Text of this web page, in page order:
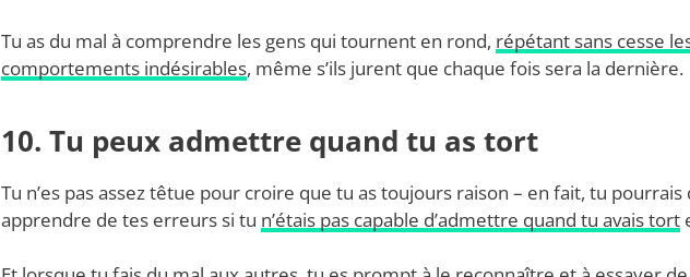
Tu as du mal à comprendre les gens qui tournent en rond, répétant sans cesse
comportements indésirables, même s’ils jurent que chaque fois sera la dernière.
10. Tu peux admettre quand tu as tort
Tu n’es pas assez têtue pour croire que tu as toujours raison – en fait, tu
apprendre de tes erreurs si tu n’étais pas capable d’admettre quand tu avais tort